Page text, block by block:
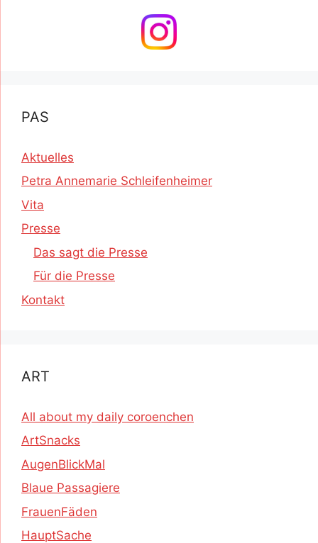
PAS
Aktuelles
Petra Annemarie Schleifenheimer
Vita
Presse
Das sagt die Presse
Für die Presse
Kontakt
ART
All about my daily coroenchen
ArtSnacks
AugenBlickMal
Blaue Passagiere
FrauenFäden
HauptSache